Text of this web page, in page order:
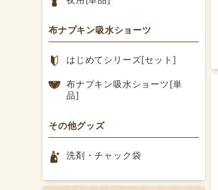
布ナプキン吸水ショーツ
はじめてシリーズ[セット]
布ナプキン吸水ショーツ[単
品]
その他グッズ
洗剤・チャック袋